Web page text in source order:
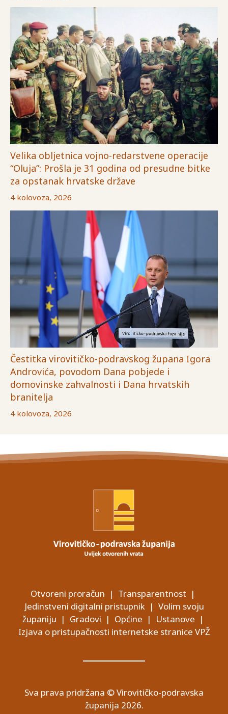
Velika obljetnica vojno-redarstvene operacije
“Oluja”: Prošla je 31 godina od presudne bitke
za opstanak hrvatske države
4 kolovoza, 2026
Čestitka virovitičko-podravskog župana Igora
Androvića, povodom Dana pobjede i
domovinske zahvalnosti i Dana hrvatskih
branitelja
4 kolovoza, 2026
Otvoreni proračun | Transparentnost |
Jedinstveni digitalni pristupnik| Volim svoju
županiju | Gradovi | Općine | Ustanove |
Izjava o pristupačnosti internetske stranice VPŽ
Sva prava pridržana © Virovitičko-podravska
županija 2026.